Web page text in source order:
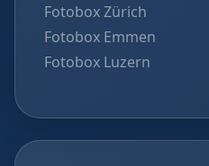
Fotobox Zürich
Fotobox Emmen
Fotobox Luzern